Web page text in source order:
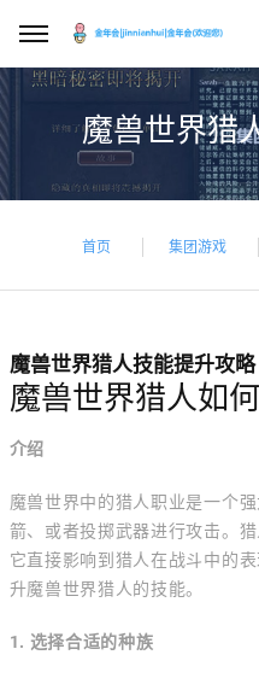
魔兽世界猎
首页 集团游戏
魔兽世界猎人技能提升攻略
魔兽世界猎人如
介绍
魔兽世界中的猎人职业是一个
箭、或者投掷武器进行攻击。
它直接影响到猎人在战斗中的
升魔兽世界猎人的技能。
1. 选择合适的种族